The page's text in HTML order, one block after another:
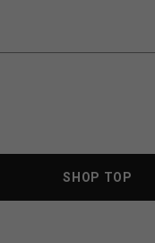
SHOP TOP